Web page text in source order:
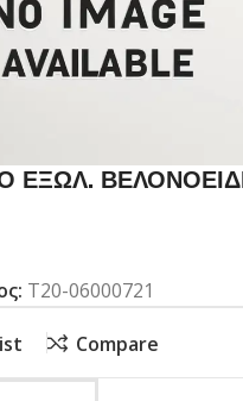
ΕΞΩΛ.
T20-06000721
Compare